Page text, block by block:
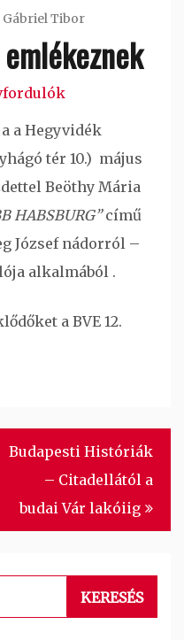
Gábriel Tibor
a Hegyvidék
tér 10.) május
Beöthy Mária
HABSBURG”című
József nádorról –
alkalmából .
a BVE 12.
Budapesti Históriák
– Citadellától a
budai Vár lakóiig